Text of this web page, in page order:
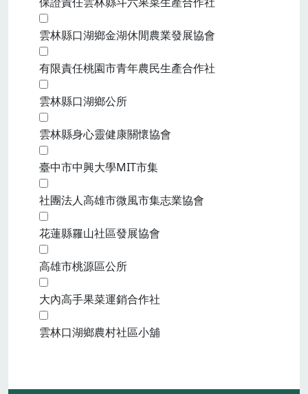
雲林縣口湖鄉金湖休閒農業發展協會
有限責任桃園市青年農民生產合作社
雲林縣口湖鄉公所
雲林縣身心靈健康關懷協會
臺中市中興大學MIT市集
社團法人高雄市微風市集志業協會
花蓮縣羅山社區發展協會
高雄市桃源區公所
大內高手果菜運銷合作社
雲林口湖鄉農村社區小舖